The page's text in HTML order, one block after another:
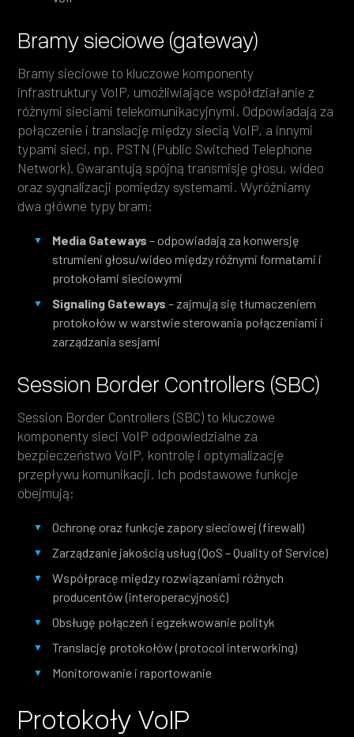
Bramy sieciowe (gateway)
Bramy sieciowe to kluczowe komponenty
infrastruktury VoIP, umożliwiające współdziałanie z
różnymi sieciami telekomunikacyjnymi. Odpowiadają za
połączenie i translację między siecią VoIP, a innymi
typami sieci, np. PSTN (Public Switched Telephone
Network). Gwarantują spójną transmisję głosu, wideo
oraz sygnalizacji pomiędzy systemami. Wyróżniamy
dwa główne typy bram:
Media Gateways – odpowiadają za konwersję
strumieni głosu/wideo między różnymi formatami i
protokołami sieciowymi
Signaling Gateways – zajmują się tłumaczeniem
protokołów w warstwie sterowania połączeniami i
zarządzania sesjami
Session Border Controllers (SBC)
Session Border Controllers (SBC) to kluczowe
komponenty sieci VoIP odpowiedzialne za
bezpieczeństwo VoIP, kontrolę i optymalizację
przepływu komunikacji. Ich podstawowe funkcje
obejmują:
Ochronę oraz funkcje zapory sieciowej (firewall)
Zarządzanie jakością usług (QoS – Quality of Service)
Współpracę między rozwiązaniami różnych
producentów (interoperacyjność)
Obsługę połączeń i egzekwowanie polityk
Translację protokołów (protocol interworking)
Monitorowanie i raportowanie
Protokoły VoIP